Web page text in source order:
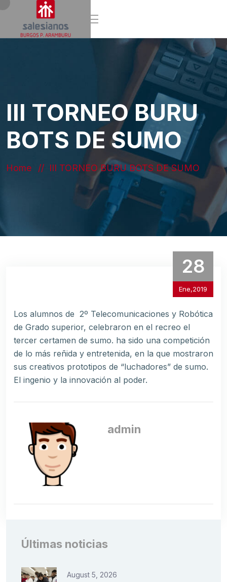
III TORNEO BURU
BOTS DE SUMO
Home III TORNEO BURU BOTS DE SUMO
28
Ene,2019
Los alumnos de 2º Telecomunicaciones y Robótica
de Grado superior, celebraron en el recreo el
tercer certamen de sumo. ha sido una competición
de lo más reñida y entretenida, en la que mostraron
sus creativos prototipos de “luchadores” de sumo.
El ingenio y la innovación al poder.
admin
Últimas noticias
August 5, 2026